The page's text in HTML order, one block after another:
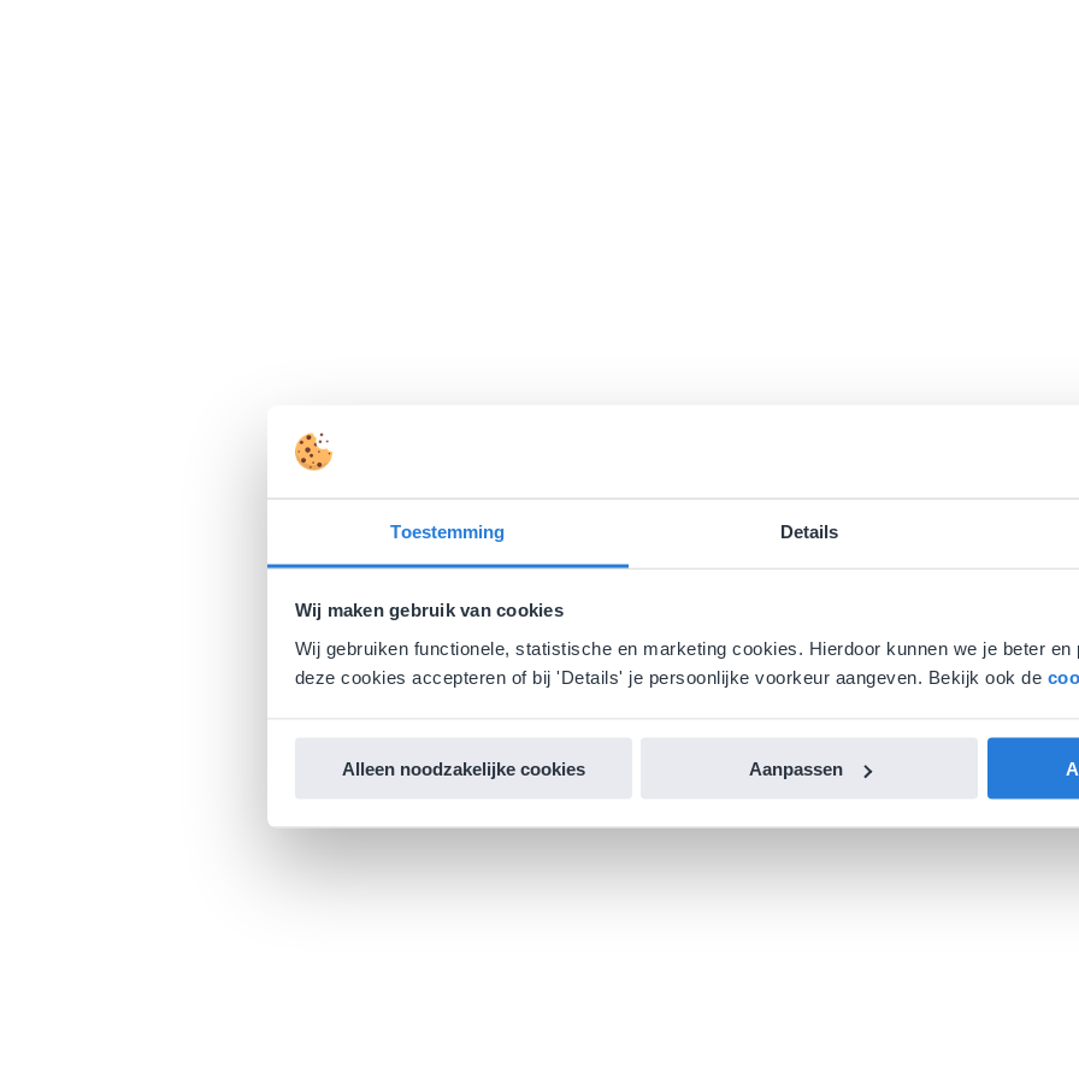
Toestemming Details
Wij maken gebruik van cookies
Wij gebruiken functionele, statistische en marketing cookies. Hierdoor kunnen we je beter
deze cookies accepteren of bij 'Details' je persoonlijke voorkeur aangeven. Bekijk ook de
Alleen noodzakelijke cookies Aanpassen